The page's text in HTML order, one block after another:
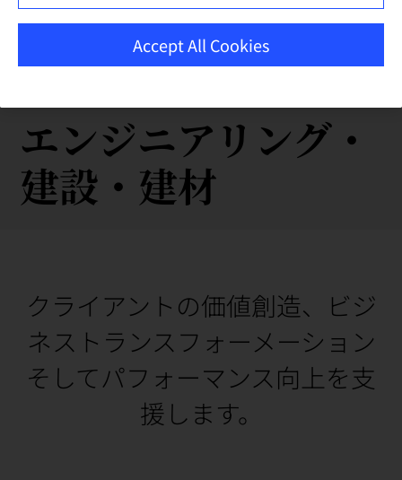
エンジニアリング・
建設・ 建材
クライアントの価値創造、ビジ
ネストランスフォーメーション
そしてパフォーマンス向上を支
援します。
Accept All Cookies